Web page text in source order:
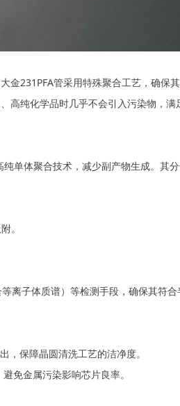
金231PFA管采用特殊聚合工艺，确保
高纯化学品时几乎不会引入污染物，满
纯单体聚合技术，减少副产物生成。其
。
离子体质谱）等检测手段，确保其符合
，保障晶圆清洗工艺的洁净度。
免金属污染影响芯片良率。